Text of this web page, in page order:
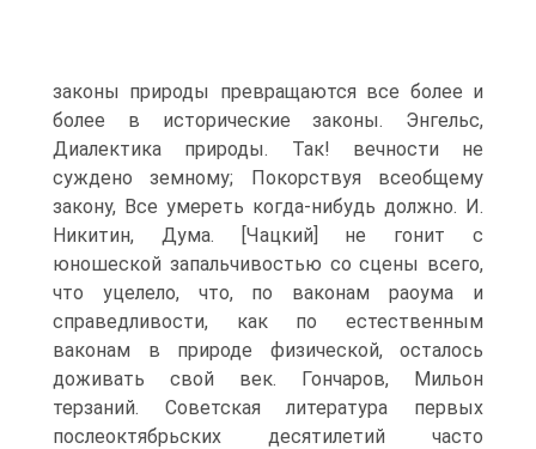
законы природы превращаются все более и
более в исторические законы. Энгельс,
Диалектика природы. Так! вечности не
суждено земному; Покорствуя всеобщему
закону, Все умереть когда-нибудь должно. И.
Никитин, Дума. [Чацкий] не гонит с
юношеской запальчивостью со сцены всего,
что уцелело, что, по ваконам раоума и
справедливости, как по естественным
ваконам в природе физической, осталось
доживать свой век. Гончаров, Мильон
терзаний. Советская литература первых
послеоктябрьских десятилетий часто